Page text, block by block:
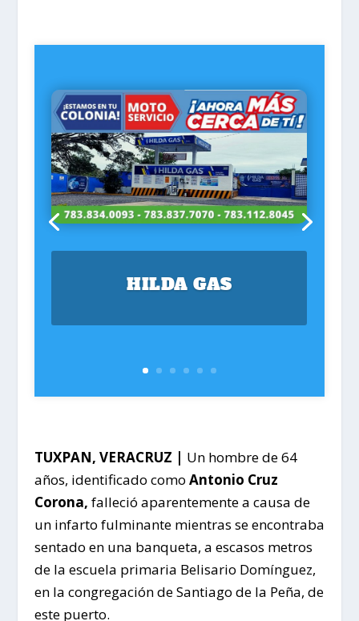
HILDA GAS
TUXPAN, VERACRUZ | Un hombre de 64
años, identificado como Antonio Cruz
Corona, falleció aparentemente a causa de
un infarto fulminante mientras se encontraba
sentado en una banqueta, a escasos metros
de la escuela primaria Belisario Domínguez,
en la congregación de Santiago de la Peña, de
este puerto.